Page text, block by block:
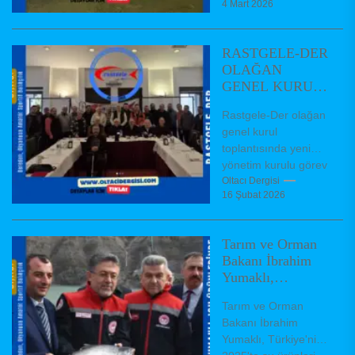
20 kilometrekareye
4 Mart 2026
RASTGELE-DER
OLAĞAN
GENEL KURUL
GERÇEKLEŞTİ
Rastgele-Der olağan
genel kurul
toplantısında yeni
yönetim kurulu görev
dağıiımı
Federasyonumuz
kurulmuş bulunan
Rastgelebalıkçı...
Oltacı Dergisi
16 Şubat 2026
Tarım ve Orman
Bakanı İbrahim
Yumaklı,
2025’te su ürünleri
ihracatı 2,3 milyar
dolara ulaştı”
Tarım ve Orman
Bakanı İbrahim
Yumaklı, Türkiye'nin